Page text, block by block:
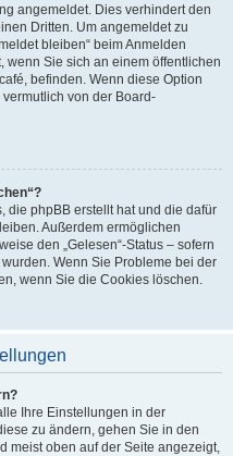
angemeldet. Dies verhindert den
Dritten. Um angemeldet zu
bleiben“ beim Anmelden
wenn Sie sich an einem öffentlichen
befinden. Wenn diese Option
von der Board-
die phpBB erstellt hat und die dafür
Außerdem ermöglichen
den „Gelesen“-Status – sofern
Wenn Sie Probleme bei der
wenn Sie die Cookies löschen.
Ihre Einstellungen in der
zu ändern, gehen Sie in den
meist oben auf der Seite angezeigt,